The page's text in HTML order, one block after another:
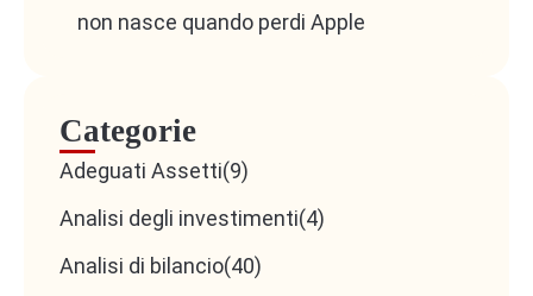
non nasce quando perdi Apple
Categorie
Adeguati Assetti(9)
Analisi degli investimenti(4)
Analisi di bilancio(40)